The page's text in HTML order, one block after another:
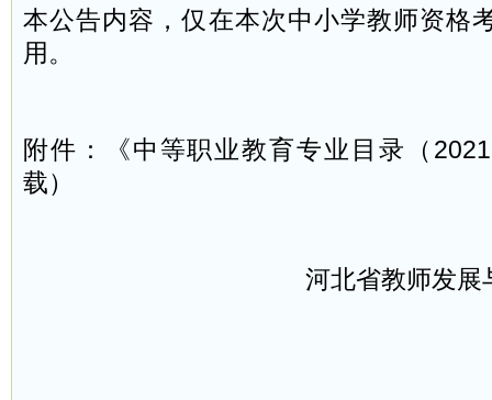
本公告内容，仅在本次中小学教师资格
用。
附件：《中等职业教育专业目录（
载）
河北省教师发展